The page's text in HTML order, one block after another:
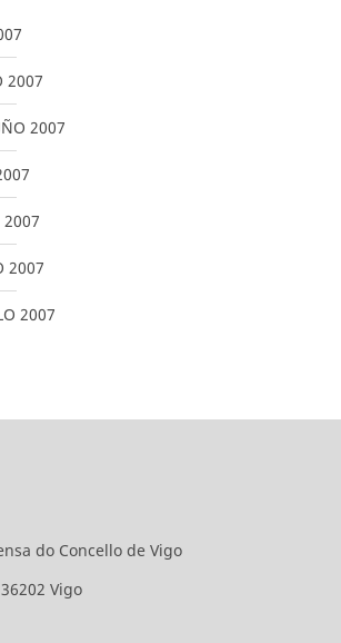
2007
2007
2007
2007
2007
do Concello de Vigo
Vigo